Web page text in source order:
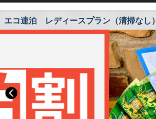
エコ連泊 レディースプラン（清掃なし）